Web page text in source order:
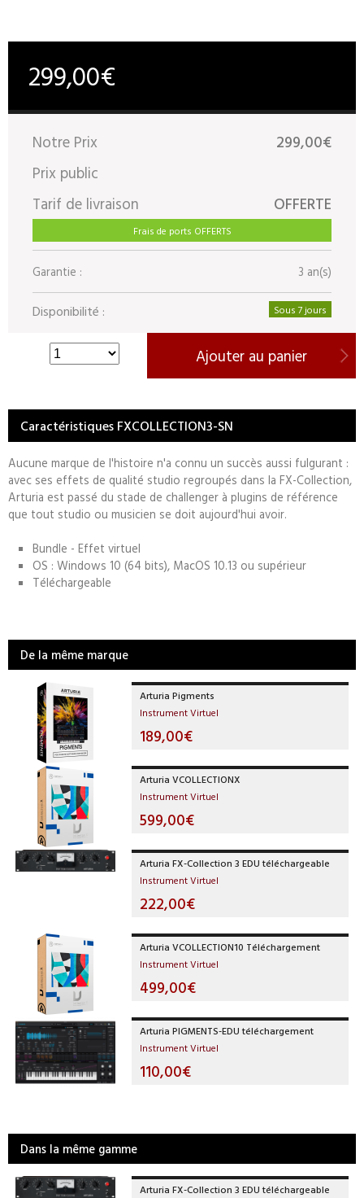
299,00€
Notre Prix
299,00€
Prix public
Tarif de livraison
OFFERTE
Frais de ports OFFERTS
Garantie : 3 an(s)
Disponibilité : Sous 7 jours
Ajouter au panier
Caractéristiques FXCOLLECTION3-SN
Aucune marque de l'histoire n'a connu un succès aussi fulgurant :
avec ses effets de qualité studio regroupés dans la FX-Collection,
Arturia est passé du stade de challenger à plugins de référence
que tout studio ou musicien se doit aujourd'hui avoir.
Bundle - Effet virtuel
OS : Windows 10 (64 bits), MacOS 10.13 ou supérieur
Téléchargeable
De la même marque
Arturia Pigments
Instrument Virtuel
189,00€
Arturia VCOLLECTIONX
Instrument Virtuel
599,00€
Arturia FX-Collection 3 EDU téléchargeable
Instrument Virtuel
222,00€
Arturia VCOLLECTION10 Téléchargement
Instrument Virtuel
499,00€
Arturia PIGMENTS-EDU téléchargement
Instrument Virtuel
110,00€
Dans la même gamme
Arturia FX-Collection 3 EDU téléchargeable